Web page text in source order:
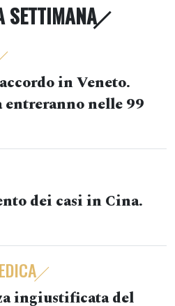
SETTIMANA
in Veneto.
nelle 99
dei casi in Cina.
ingiustificata del